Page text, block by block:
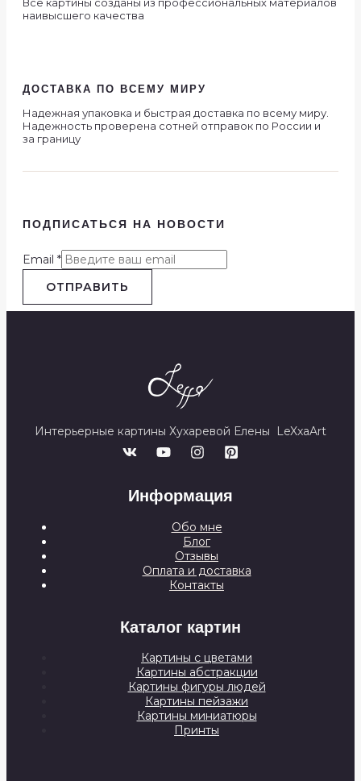
наивысшего качества
ДОСТАВКА ПО ВСЕМУ МИРУ
Надежная упаковка и быстрая доставка по всему миру.
Надежность проверена сотней отправок по России и
за границу
ПОДПИСАТЬСЯ НА НОВОСТИ
Email *
ОТПРАВИТЬ
Интерьерные картины Хухаревой Елены LeXxaArt
Информация
Обо мне
Блог
Отзывы
Оплата и доставка
Контакты
Каталог картин
Картины с цветами
Картины абстракции
Картины фигуры людей
Картины пейзажи
Картины миниатюры
Принты